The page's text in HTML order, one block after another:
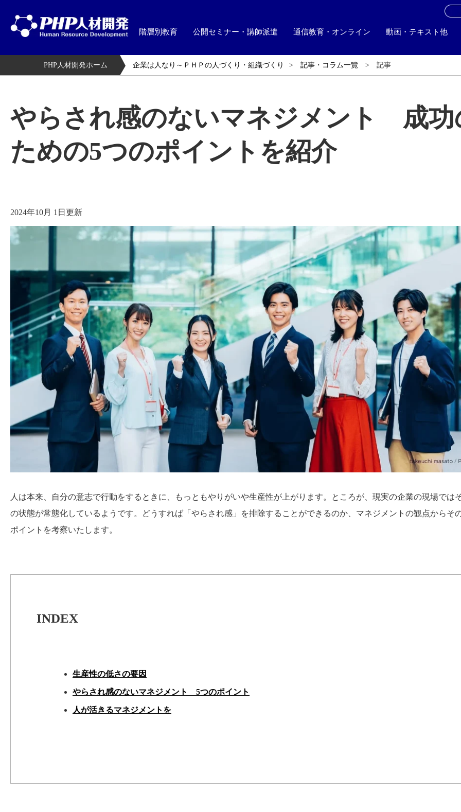
階層別教育 公開セミナー・講師派遣 通信教育・オンライン 動画・テキスト他
PHP人材開発ホーム 企業は人なり～ＰＨＰの人づくり・組織づくり 記事・コラム一覽 記事
やらされ感のないマネジメント 成功
ための5つのポイントを紹介
2024年10月 1日更新
人は本来、自分の意志で行動をするときに、もっともやりがいや生産性が上がります。ところが、現実の企業の現場では
の状態が常態化しているようです。どうすれば「やらされ感」を排除することができるのか、マネジメントの観点からそ
ポイントを考察いたします。
INDEX
生産性の低さの要因
やらされ感のないマネジメント 5つのポイント
人が活きるマネジメントを